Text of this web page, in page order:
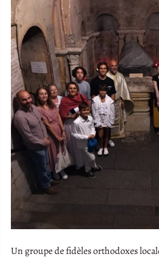
Un groupe de fidèles orthodoxes